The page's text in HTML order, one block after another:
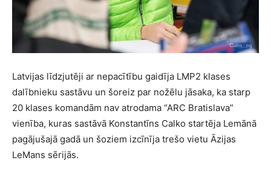
Latvijas līdzjutēji ar nepacītību gaidīja LMP2 klases
dalībnieku sastāvu un šoreiz par nožēlu jāsaka, ka starp
20 klases komandām nav atrodama “ARC Bratislava”
vienība, kuras sastāvā Konstantīns Calko startēja Lemānā
pagājušajā gadā un šoziem izcīnīja trešo vietu Āzijas
LeMans sērijās.